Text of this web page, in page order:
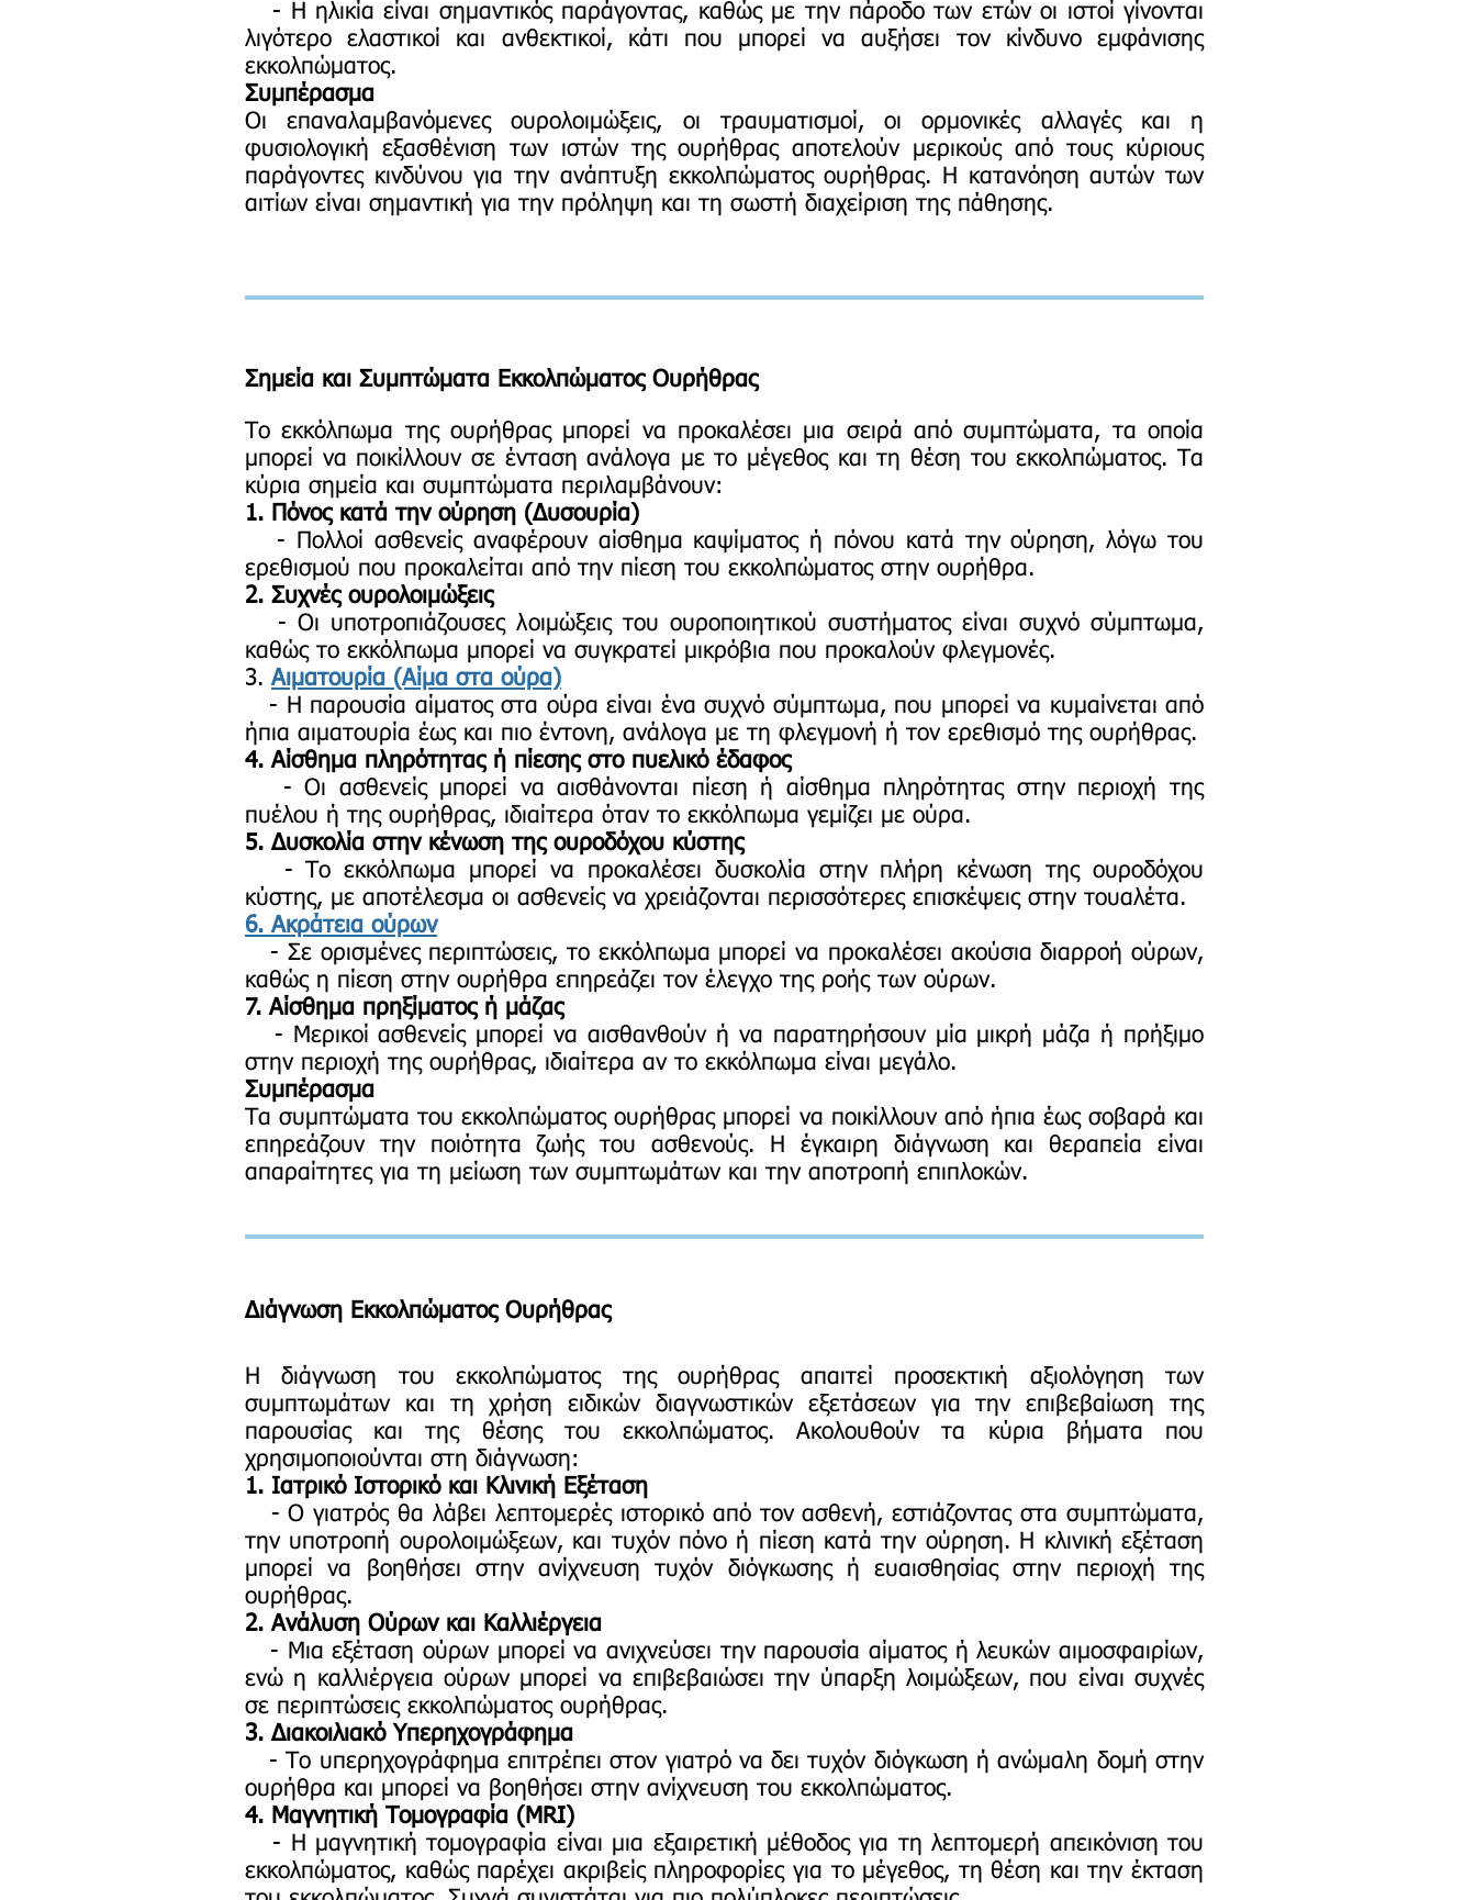
- Η ηλικία είναι σημαντικός παράγοντας, καθώς με την πάροδο των ετών οι ιστοί γίνονται
λιγότερο ελαστικοί και ανθεκτικοί, κάτι που μπορεί να αυξήσει τον κίνδυνο εμφάνισης
εκκολπώματος.
Συμπέρασμα
Οι επαναλαμβανόμενες ουρολοιμώξεις, οι τραυματισμοί, οι ορμονικές αλλαγές και η
φυσιολογική εξασθένιση των ιστών της ουρήθρας αποτελούν μερικούς από τους κύριους
παράγοντες κινδύνου για την ανάπτυξη εκκολπώματος ουρήθρας. Η κατανόηση αυτών των
αιτίων είναι σημαντική για την πρόληψη και τη σωστή διαχείριση της πάθησης.
Σημεία και Συμπτώματα Εκκολπώματος Ουρήθρας
Το εκκόλπωμα της ουρήθρας μπορεί να προκαλέσει μια σειρά από συμπτώματα, τα οποία
μπορεί να ποικίλλουν σε ένταση ανάλογα με το μέγεθος και τη θέση του εκκολπώματος. Τα
κύρια σημεία και συμπτώματα περιλαμβάνουν:
1. Πόνος κατά την ούρηση (Δυσουρία)
- Πολλοί ασθενείς αναφέρουν αίσθημα καψίματος ή πόνου κατά την ούρηση, λόγω του
ερεθισμού που προκαλείται από την πίεση του εκκολπώματος στην ουρήθρα.
2. Συχνές ουρολοιμώξεις
- Οι υποτροπιάζουσες λοιμώξεις του ουροποιητικού συστήματος είναι συχνό σύμπτωμα,
καθώς το εκκόλπωμα μπορεί να συγκρατεί μικρόβια που προκαλούν φλεγμονές.
3. Αιματουρία (Αίμα στα ούρα)
- Η παρουσία αίματος στα ούρα είναι ένα συχνό σύμπτωμα, που μπορεί να κυμαίνεται από
ήπια αιματουρία έως και πιο έντονη, ανάλογα με τη φλεγμονή ή τον ερεθισμό της ουρήθρας.
4. Αίσθημα πληρότητας ή πίεσης στο πυελικό έδαφος
- Οι ασθενείς μπορεί να αισθάνονται πίεση ή αίσθημα πληρότητας στην περιοχή της
πυέλου ή της ουρήθρας, ιδιαίτερα όταν το εκκόλπωμα γεμίζει με ούρα.
5. Δυσκολία στην κένωση της ουροδόχου κύστης
- Το εκκόλπωμα μπορεί να προκαλέσει δυσκολία στην πλήρη κένωση της ουροδόχου
κύστης, με αποτέλεσμα οι ασθενείς να χρειάζονται περισσότερες επισκέψεις στην τουαλέτα.
6. Ακράτεια ούρων
- Σε ορισμένες περιπτώσεις, το εκκόλπωμα μπορεί να προκαλέσει ακούσια διαρροή ούρων,
καθώς η πίεση στην ουρήθρα επηρεάζει τον έλεγχο της ροής των ούρων.
7. Αίσθημα πρηξίματος ή μάζας
- Μερικοί ασθενείς μπορεί να αισθανθούν ή να παρατηρήσουν μία μικρή μάζα ή πρήξιμο
στην περιοχή της ουρήθρας, ιδιαίτερα αν το εκκόλπωμα είναι μεγάλο.
Συμπέρασμα
Τα συμπτώματα του εκκολπώματος ουρήθρας μπορεί να ποικίλλουν από ήπια έως σοβαρά και
επηρεάζουν την ποιότητα ζωής του ασθενούς. Η έγκαιρη διάγνωση και θεραπεία είναι
απαραίτητες για τη μείωση των συμπτωμάτων και την αποτροπή επιπλοκών.
Διάγνωση Εκκολπώματος Ουρήθρας
Η διάγνωση του εκκολπώματος της ουρήθρας απαιτεί προσεκτική αξιολόγηση των
συμπτωμάτων και τη χρήση ειδικών διαγνωστικών εξετάσεων για την επιβεβαίωση της
παρουσίας και της θέσης του εκκολπώματος. Ακολουθούν τα κύρια βήματα που
χρησιμοποιούνται στη διάγνωση:
1. Ιατρικό Ιστορικό και Κλινική Εξέταση
- Ο γιατρός θα λάβει λεπτομερές ιστορικό από τον ασθενή, εστιάζοντας στα συμπτώματα,
την υποτροπή ουρολοιμώξεων, και τυχόν πόνο ή πίεση κατά την ούρηση. Η κλινική εξέταση
μπορεί να βοηθήσει στην ανίχνευση τυχόν διόγκωσης ή ευαισθησίας στην περιοχή της
ουρήθρας.
2. Ανάλυση Ούρων και Καλλιέργεια
- Μια εξέταση ούρων μπορεί να ανιχνεύσει την παρουσία αίματος ή λευκών αιμοσφαιρίων,
ενώ η καλλιέργεια ούρων μπορεί να επιβεβαιώσει την ύπαρξη λοιμώξεων, που είναι συχνές
σε περιπτώσεις εκκολπώματος ουρήθρας.
3. Διακοιλιακό Υπερηχογράφημα
- Το υπερηχογράφημα επιτρέπει στον γιατρό να δει τυχόν διόγκωση ή ανώμαλη δομή στην
ουρήθρα και μπορεί να βοηθήσει στην ανίχνευση του εκκολπώματος.
4. Μαγνητική Τομογραφία (MRI)
- Η μαγνητική τομογραφία είναι μια εξαιρετική μέθοδος για τη λεπτομερή απεικόνιση του
εκκολπώματος, καθώς παρέχει ακριβείς πληροφορίες για το μέγεθος, τη θέση και την έκταση